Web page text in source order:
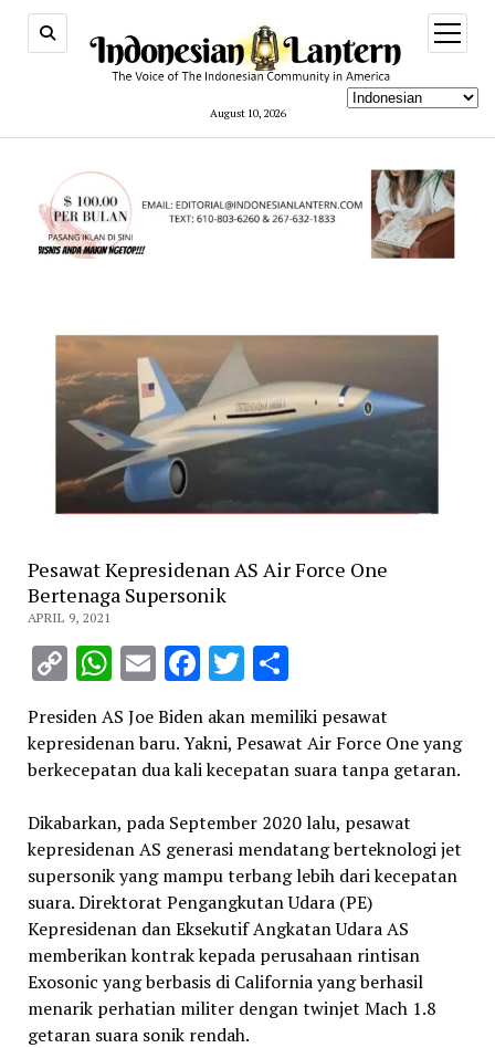
August 10, 2026
open
menu
Pesawat Kepresidenan AS Air Force One
Bertenaga Supersonik
APRIL 9, 2021
Copy
Link
WhatsApp
EmailFacebook
Twitter
Share
Presiden AS Joe Biden akan memiliki pesawat
kepresidenan baru. Yakni, Pesawat Air Force One yang
berkecepatan dua kali kecepatan suara tanpa getaran.
Dikabarkan, pada September 2020 lalu, pesawat
kepresidenan AS generasi mendatang berteknologi jet
supersonik yang mampu terbang lebih dari kecepatan
suara. Direktorat Pengangkutan Udara (PE)
Kepresidenan dan Eksekutif Angkatan Udara AS
memberikan kontrak kepada perusahaan rintisan
Exosonic yang berbasis di California yang berhasil
menarik perhatian militer dengan twinjet Mach 1.8
getaran suara sonik rendah.